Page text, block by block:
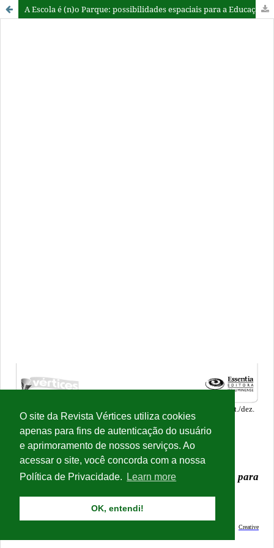
O site da Revista Vértices utiliza cookies
apenas para fins de autenticação do usuário
e aprimoramento de nossos serviços. Ao
acessar o site, você concorda com a nossa
Política de Privacidade.
Learn more
OK, entendi!
A Escola é (n)o Parque: possibilidades espaciais para a Educação em Macaé/RJ